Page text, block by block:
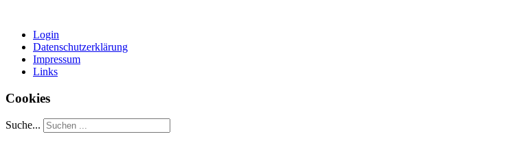
Login
Datenschutzerklärung
Impressum
Links
Cookies
Suche...